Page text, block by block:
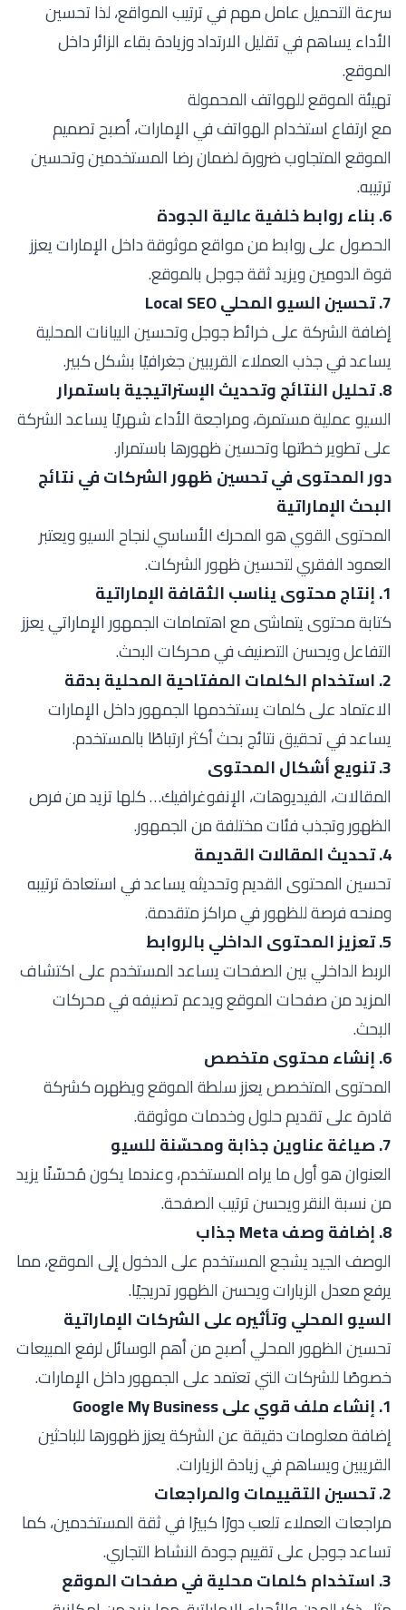
سرعة التحميل عامل مهم في ترتيب المواقع، لذا تحسين
الأداء يساهم في تقليل الارتداد وزيادة بقاء الزائر داخل
الموقع.
تهيئة الموقع للهواتف المحمولة
مع ارتفاع استخدام الهواتف في الإمارات، أصبح تصميم
الموقع المتجاوب ضرورة لضمان رضا المستخدمين وتحسين
ترتيبه.
6. بناء روابط خلفية عالية الجودة
الحصول على روابط من مواقع موثوقة داخل الإمارات يعزز
قوة الدومين ويزيد ثقة جوجل بالموقع.
7. تحسين السيو المحلي Local SEO
إضافة الشركة على خرائط جوجل وتحسين البيانات المحلية
يساعد في جذب العملاء القريبين جغرافيًا بشكل كبير.
8. تحليل النتائج وتحديث الإستراتيجية باستمرار
السيو عملية مستمرة، ومراجعة الأداء شهريًا يساعد الشركة
على تطوير خطتها وتحسين ظهورها باستمرار.
دور المحتوى في تحسين ظهور الشركات في نتائج
البحث الإماراتية
المحتوى القوي هو المحرك الأساسي لنجاح السيو ويعتبر
العمود الفقري لتحسين ظهور الشركات.
1. إنتاج محتوى يناسب الثقافة الإماراتية
كتابة محتوى يتماشى مع اهتمامات الجمهور الإماراتي يعزز
التفاعل ويحسن التصنيف في محركات البحث.
2. استخدام الكلمات المفتاحية المحلية بدقة
الاعتماد على كلمات يستخدمها الجمهور داخل الإمارات
يساعد في تحقيق نتائج بحث أكثر ارتباطًا بالمستخدم.
3. تنويع أشكال المحتوى
المقالات، الفيديوهات، الإنفوغرافيك… كلها تزيد من فرص
الظهور وتجذب فئات مختلفة من الجمهور.
4. تحديث المقالات القديمة
تحسين المحتوى القديم وتحديثه يساعد في استعادة ترتيبه
ومنحه فرصة للظهور في مراكز متقدمة.
5. تعزيز المحتوى الداخلي بالروابط
الربط الداخلي بين الصفحات يساعد المستخدم على اكتشاف
المزيد من صفحات الموقع ويدعم تصنيفه في محركات
البحث.
6. إنشاء محتوى متخصص
المحتوى المتخصص يعزز سلطة الموقع ويظهره كشركة
قادرة على تقديم حلول وخدمات موثوقة.
7. صياغة عناوين جذابة ومحسّنة للسيو
العنوان هو أول ما يراه المستخدم، وعندما يكون مُحسّنًا يزيد
من نسبة النقر ويحسن ترتيب الصفحة.
8. إضافة وصف Meta جذاب
الوصف الجيد يشجع المستخدم على الدخول إلى الموقع، مما
يرفع معدل الزيارات ويحسن الظهور تدريجيًا.
السيو المحلي وتأثيره على الشركات الإماراتية
تحسين الظهور المحلي أصبح من أهم الوسائل لرفع المبيعات
خصوصًا للشركات التي تعتمد على الجمهور داخل الإمارات.
1. إنشاء ملف قوي على Google My Business
إضافة معلومات دقيقة عن الشركة يعزز ظهورها للباحثين
القريبين ويساهم في زيادة الزيارات.
2. تحسين التقييمات والمراجعات
مراجعات العملاء تلعب دورًا كبيرًا في ثقة المستخدمين، كما
تساعد جوجل على تقييم جودة النشاط التجاري.
3. استخدام كلمات محلية في صفحات الموقع